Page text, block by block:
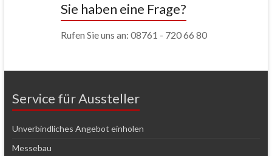
Sie haben eine Frage?
Rufen Sie uns an: 08761 - 720 66 80
Service für Aussteller
Unverbindliches Angebot einholen
Messebau